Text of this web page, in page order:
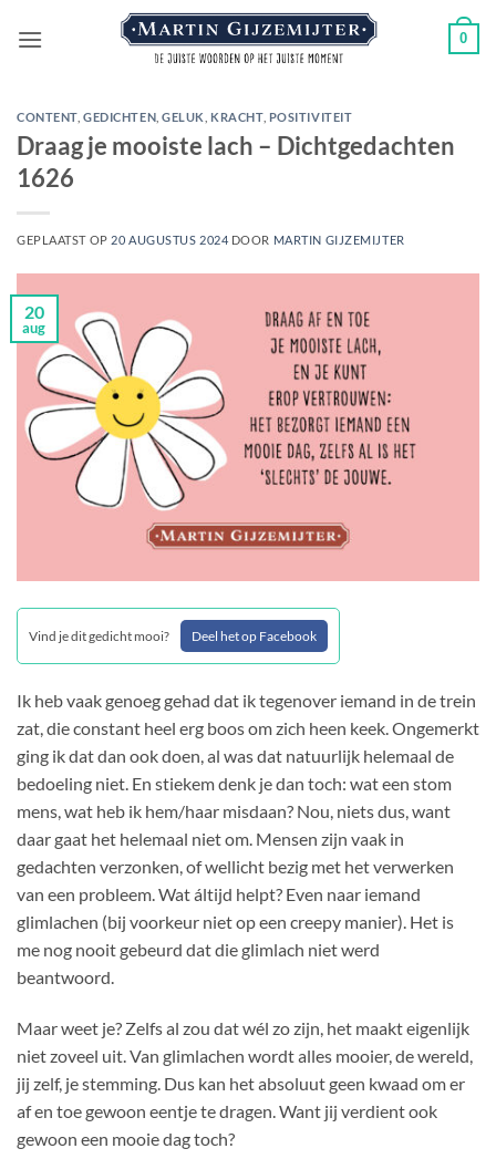
naar
0
CONTENT,GEDICHTEN ,GELUK KRACHT, POSITIVITEIT
Draag je mooiste lach – Dichtgedachten
1626
GEPLAATST OP 20 AUGUSTUS 2024 DOOR MARTIN GIJZEMIJTER
20
aug
Vind je dit gedicht mooi? Deel het op Facebook
Ik heb vaak genoeg gehad dat ik tegenover iemand in de trein
zat, die constant heel erg boos om zich heen keek. Ongemerkt
ging ik dat dan ook doen, al was dat natuurlijk helemaal de
bedoeling niet. En stiekem denk je dan toch: wat een stom
mens, wat heb ik hem/haar misdaan? Nou, niets dus, want
daar gaat het helemaal niet om. Mensen zijn vaak in
gedachten verzonken, of wellicht bezig met het verwerken
van een probleem. Wat áltijd helpt? Even naar iemand
glimlachen (bij voorkeur niet op een creepy manier). Het is
me nog nooit gebeurd dat die glimlach niet werd
beantwoord.
Maar weet je? Zelfs al zou dat wél zo zijn, het maakt eigenlijk
niet zoveel uit. Van glimlachen wordt alles mooier, de wereld,
jij zelf, je stemming. Dus kan het absoluut geen kwaad om er
af en toe gewoon eentje te dragen. Want jij verdient ook
gewoon een mooie dag toch?